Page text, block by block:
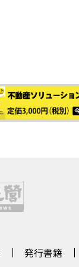
発行書籍